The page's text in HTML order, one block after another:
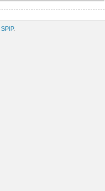
SPIP.